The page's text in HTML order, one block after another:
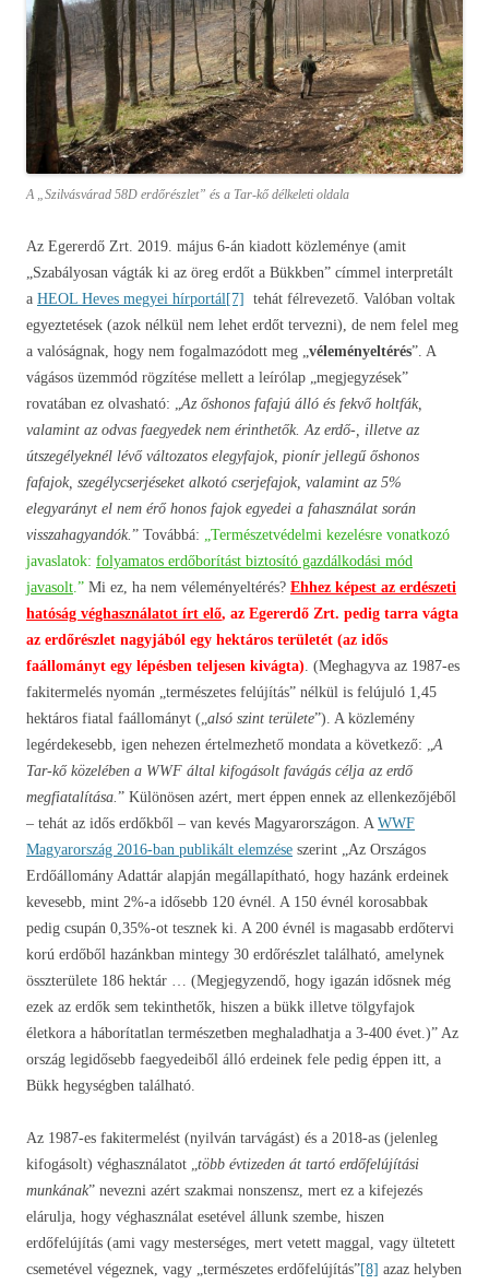
A „Szilvásvárad 58D erdőrészlet” és a Tar-kő délkeleti oldala
Az Egererdő Zrt. 2019. május 6-án kiadott közleménye (amit
„Szabályosan vágták ki az öreg erdőt a Bükkben” címmel interpretált
a HEOL Heves megyei hírportál[7] tehát félrevezető. Valóban voltak
egyeztetések (azok nélkül nem lehet erdőt tervezni), de nem felel meg
a valóságnak, hogy nem fogalmazódott meg „ véleményeltérés”. A
vágásos üzemmód rögzítése mellett a leírólap „megjegyzések”
rovatában ez olvasható: „ Az őshonos fafajú álló és fekvő holtfák,
valamint az odvas faegyedek nem érinthetők. Az erdő-, illetve az
útszegélyeknél lévő változatos elegyfajok, pionír jellegű őshonos
fafajok, szegélycserjéseket alkotó cserjefajok, valamint az 5%
elegyarányt el nem érő honos fajok egyedei a fahasználat során
visszahagyandók. ” Továbbá:
„Természetvédelmi kezelésre vonatkozó
javaslatok: folyamatos erdőborítást biztosító gazdálkodási mód
javasolt .” Mi ez, ha nem véleményeltérés? Ehhez képest az erdészeti
hatóság véghasználatot írt elő, az Egererdő Zrt. pedig tarra vágta
az erdőrészlet nagyjából egy hektáros területét (az idős
faállományt egy lépésben teljesen kivágta) . (Meghagyva az 1987-es
fakitermelés nyomán „természetes felújítás” nélkül is felújuló 1,45
hektáros fiatal faállományt („ alsó szint területe”). A közlemény
legérdekesebb, igen nehezen értelmezhető mondata a következő: „ A
Tar-kő közelében a WWF által kifogásolt favágás célja az erdő
megfiatalítása. ” Különösen azért, mert éppen ennek az ellenkezőjéből
– tehát az idős erdőkből – van kevés Magyarországon. A WWF
Magyarország 2016-ban publikált elemzése szerint „Az Országos
Erdőállomány Adattár alapján megállapítható, hogy hazánk erdeinek
kevesebb, mint 2%-a idősebb 120 évnél. A 150 évnél korosabbak
pedig csupán 0,35%-ot tesznek ki. A 200 évnél is magasabb erdőtervi
korú erdőből hazánkban mintegy 30 erdőrészlet található, amelynek
összterülete 186 hektár … (Megjegyzendő, hogy igazán idősnek még
ezek az erdők sem tekinthetők, hiszen a bükk illetve tölgyfajok
életkora a háborítatlan természetben meghaladhatja a 3-400 évet.)” Az
ország legidősebb faegyedeiből álló erdeinek fele pedig éppen itt, a
Bükk hegységben található.
Az 1987-es fakitermelést (nyilván tarvágást) és a 2018-as (jelenleg
kifogásolt) véghasználatot „ több évtizeden át tartó erdőfelújítási
munkának” nevezni azért szakmai nonszensz, mert ez a kifejezés
elárulja, hogy véghasználat esetével állunk szembe, hiszen
erdőfelújítás (ami vagy mesterséges, mert vetett maggal, vagy ültetett
csemetével végeznek, vagy „természetes erdőfelújítás”[8] azaz helyben